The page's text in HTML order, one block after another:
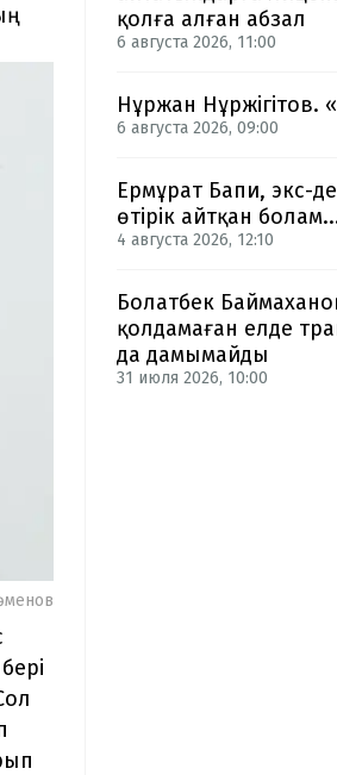
қолға алған абзал
6 августа 2026, 11:00
Нұржан Нұржігітов.
6 августа 2026, 09:00
Ермұрат Бапи, экс-
өтірік айтқан
4 августа 2026, 12:10
Болатбек
қолдамаған елде
да дамымайды
31 июля 2026, 10:00